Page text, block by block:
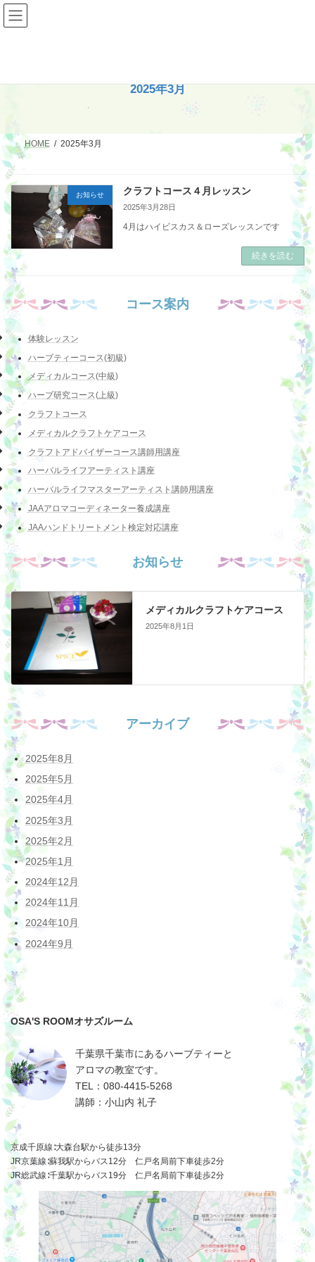
コ
ン
テ
ナ
ビ
ゲ
2025年3月
HOME 2025年3月
お知らせ クラフトコース４月レッスン
2025年3月28日
4月はハイビスカス＆ローズレッスンです
続きを読む
コース案内
体験レッスン
ハーブティーコース(初級)
メディカルコース(中級)
ハーブ研究コース(上級)
クラフトコース
メディカルクラフトケアコース
クラフトアドバイザーコース講師用講座
ハーバルライフアーティスト講座
ハーバルライフマスターアーティスト講師用講座
JAAアロマコーディネーター養成講座
JAAハンドトリートメント検定対応講座
お知らせ
メディカルクラフトケアコース
2025年8月1日
アーカイブ
2025年8月
2025年5月
2025年4月
2025年3月
2025年2月
2025年1月
2024年12月
2024年11月
2024年10月
2024年9月
OSA'S ROOMオサズルーム
千葉県千葉市にあるハーブティーと
アロマの教室です。
TEL：080-4415-5268
講師：小山内 礼子
京成千原線∶大森台駅から徒歩13分
JR京葉線∶蘇我駅からバス12分 仁戸名局前下車徒歩2分
JR総武線∶千葉駅からバス19分 仁戸名局前下車徒歩2分